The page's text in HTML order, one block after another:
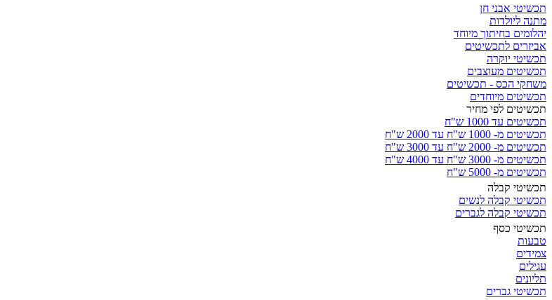
תכשיטי אבני חן
מתנה ליולדות
יהלומים בחיתוך מיוחד
אביזרים לתכשיטים
תכשיטי יוקרה
תכשיטים מעוצבים
משחקי הכס - תכשיטים
תכשיטים מיוחדים
תכשיטים לפי מחיר
תכשיטים עד 1000 ש"ח
תכשיטים מ- 1000 ש"ח עד 2000 ש"ח
תכשיטים מ- 2000 ש"ח עד 3000 ש"ח
תכשיטים מ- 3000 ש"ח עד 4000 ש"ח
תכשיטים מ- 5000 ש"ח
תכשיטי קבלה
תכשיטי קבלה לנשים
תכשיטי קבלה לגברים
תכשיטי כסף
טבעות
צמידים
עגילים
תליונים
תכשיטי גברים